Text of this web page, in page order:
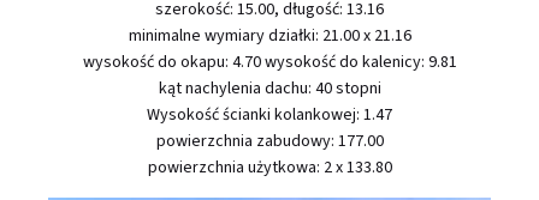
szerokość: 15.00, długość: 13.16
minimalne wymiary działki: 21.00 x 21.16
wysokość do okapu: 4.70 wysokość do kalenicy: 9.81
kąt nachylenia dachu: 40 stopni
Wysokość ścianki kolankowej: 1.47
powierzchnia zabudowy: 177.00
powierzchnia użytkowa: 2 x 133.80